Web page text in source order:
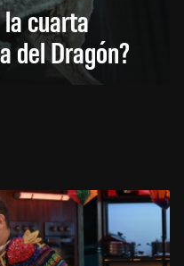
la cuarta
del Dragón?